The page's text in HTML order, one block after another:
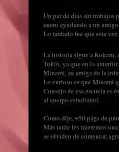
Un par de días sin trabajos
enero ayudando a un
Lo tardado fue que esta
La historia sigue a Koharu,
Tokio, ya que en la
Minami, su amiga de la
Lo curioso es que Minami
Consejo de esa escuela es
al cuerpo estudiantil.
Como dije, +50 págs de
Más tarde les traeremos
se olviden de comentar,